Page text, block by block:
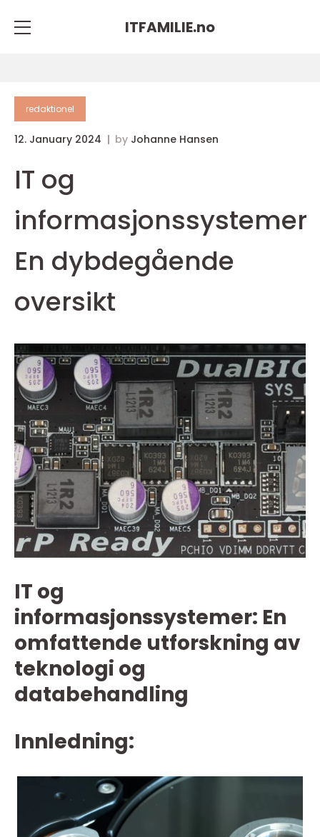
ITFAMILIE.no
redaktionel
12. January 2024 by Johanne Hansen
IT og
informasjonssystemer
En dybdegående
oversikt
IT og
informasjonssystemer: En
omfattende utforskning av
teknologi og
databehandling
Innledning: